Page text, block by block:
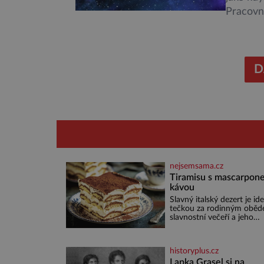
nejsemsama.cz
Tiramisu s
kávou
Slavný italský dezert je
tečkou za rodinným
slavnostní večeří a jeho
vejce 80 g cukru 200 g
cukrářských piškotů 250 ml
historyplus.cz